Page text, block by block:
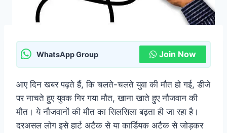
WhatsApp Group Join Now
आए दिन खबर पढ़ते हैं, कि चलते-चलते युवा की मौत हो गई, डीजे
पर नाचते हुए युवक गिर गया मौत, खाना खाते हुए नौजवान की
मौत। ये नौजवानों की मौत का सिलसिला बढ़ता ही जा रहा है।
दरअसल लोग इसे हार्ट अटैक से या कार्डियक अटैक से जोड़कर